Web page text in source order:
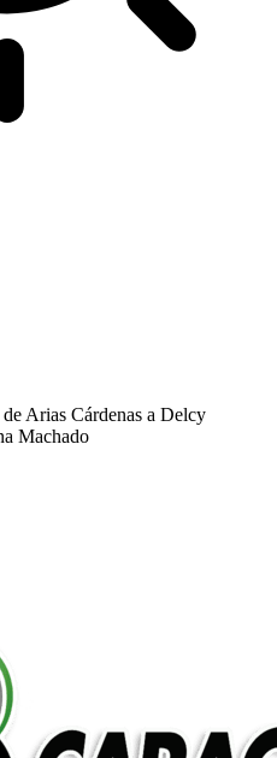
Arias Cárdenas a Delcy
Machado